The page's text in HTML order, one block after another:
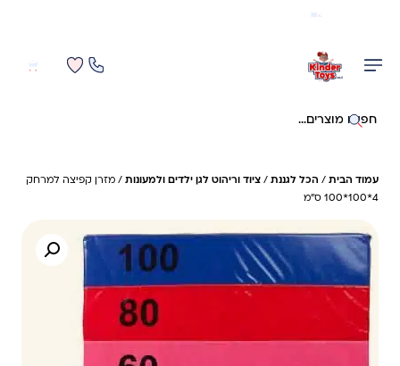
חיפוש באתר
עמוד הבית / הכל לגננת / ציוד וריהוט לגן ילדים ולמעונות / מזרן קפיצה למרחק
4*100*100 ס"מ